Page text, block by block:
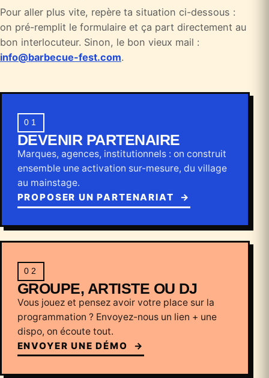
Pour aller plus vite, repère ta situation ci-dessous :
on pré-remplit le formulaire et ça part directement au
bon interlocuteur. Sinon, le bon vieux mail :
info@barbecue-fest.com.
01
DEVENIR PARTENAIRE
Marques, agences, institutionnels : on construit
ensemble une activation sur-mesure, du village
au mainstage.
PROPOSER UN PARTENARIAT
→
02
GROUPE, ARTISTE OU DJ
Vous jouez et pensez avoir votre place sur la
programmation ? Envoyez-nous un lien + une
dispo, on écoute tout.
ENVOYER UNE DÉMO
→